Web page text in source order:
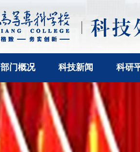
部门概况 科技新闻 科研